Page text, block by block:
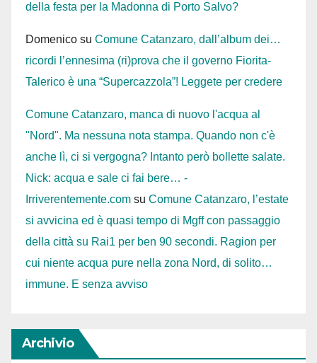
della festa per la Madonna di Porto Salvo?
Domenico su Comune Catanzaro, dall’album dei…
ricordi l’ennesima (ri)prova che il governo Fiorita-
Talerico è una “Supercazzola”! Leggete per credere
Comune Catanzaro, manca di nuovo l'acqua al
"Nord". Ma nessuna nota stampa. Quando non c'è
anche lì, ci si vergogna? Intanto però bollette salate.
Nick: acqua e sale ci fai bere… -
Irriverentemente.com su Comune Catanzaro, l’estate
si avvicina ed è quasi tempo di Mgff con passaggio
della città su Rai1 per ben 90 secondi. Ragion per
cui niente acqua pure nella zona Nord, di solito…
immune. E senza avviso
Archivio